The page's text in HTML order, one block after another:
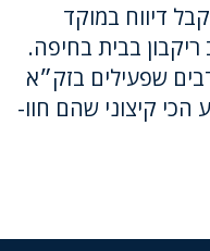
לשעה 11:00 התקבל דיווח במוקד
בבית בחיפה.
שפעילים בזק״א